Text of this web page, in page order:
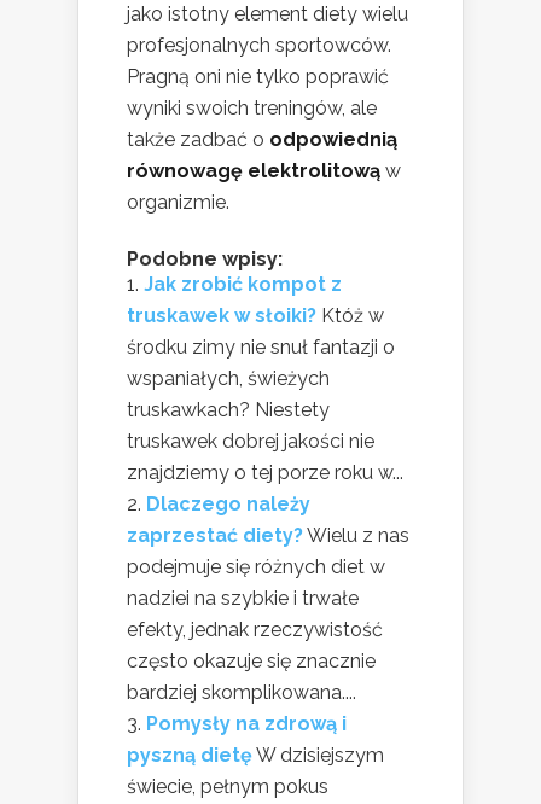
jako istotny element diety wielu
profesjonalnych sportowców.
Pragną oni nie tylko poprawić
wyniki swoich treningów, ale
także zadbać o odpowiednią
równowagę elektrolitową w
organizmie.
Podobne wpisy:
Jak zrobić kompot z
truskawek w słoiki? Któż w
środku zimy nie snuł fantazji o
wspaniałych, świeżych
truskawkach? Niestety
truskawek dobrej jakości nie
znajdziemy o tej porze roku w...
Dlaczego należy
zaprzestać diety?Wielu z nas
podejmuje się różnych diet w
nadziei na szybkie i trwałe
efekty, jednak rzeczywistość
często okazuje się znacznie
bardziej skomplikowana....
Pomysły na zdrową i
pyszną dietęW dzisiejszym
świecie, pełnym pokus